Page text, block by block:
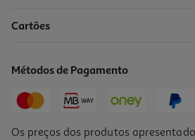
Cartões
Métodos de Pagamento
Os preços dos produtos